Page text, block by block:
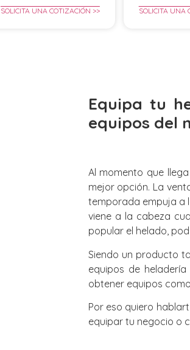
SOLICITA UNA COTIZACIÓN >> SOLICITA UNA
Equipa tu
equipos del
Al momento que
mejor opción. La
temporada empuja a
viene a la cabeza
popular el helado,
Siendo un producto
equipos de
obtener equipos
Por eso quiero
equipar tu negocio o